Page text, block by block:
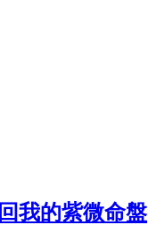
回我的紫微命盤